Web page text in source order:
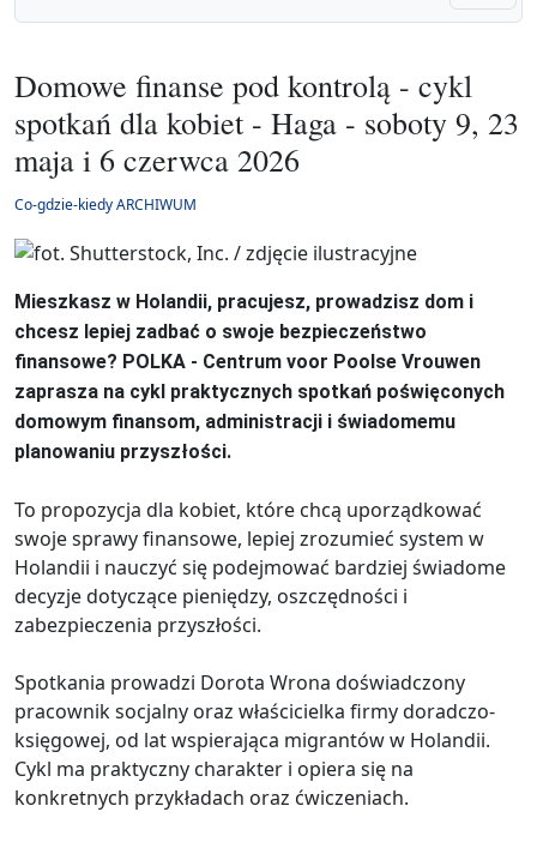
Domowe finanse pod kontrolą - cykl
spotkań dla kobiet - Haga - soboty 9, 23
maja i 6 czerwca 2026
Co-gdzie-kiedy ARCHIWUM
Mieszkasz w Holandii, pracujesz, prowadzisz dom i
chcesz lepiej zadbać o swoje bezpieczeństwo
finansowe? POLKA - Centrum voor Poolse Vrouwen
zaprasza na cykl praktycznych spotkań poświęconych
domowym finansom, administracji i świadomemu
planowaniu przyszłości.
To propozycja dla kobiet, które chcą uporządkować
swoje sprawy finansowe, lepiej zrozumieć system w
Holandii i nauczyć się podejmować bardziej świadome
decyzje dotyczące pieniędzy, oszczędności i
zabezpieczenia przyszłości.
Spotkania prowadzi Dorota Wrona doświadczony
pracownik socjalny oraz właścicielka firmy doradczo-
księgowej, od lat wspierająca migrantów w Holandii.
Cykl ma praktyczny charakter i opiera się na
konkretnych przykładach oraz ćwiczeniach.